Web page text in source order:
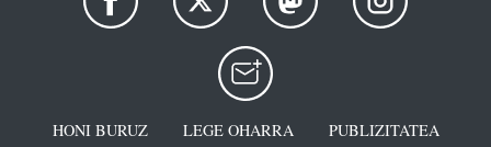
HONI BURUZ LEGE OHARRA
PUBLIZITATEA